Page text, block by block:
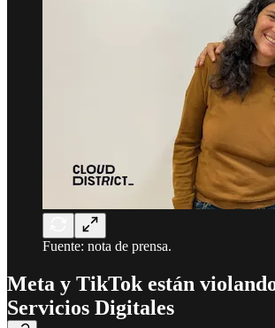
Fuente: nota de prensa.
Meta y TikTok están
Servicios Digitales